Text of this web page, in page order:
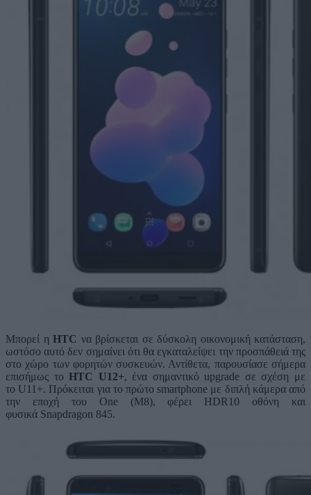
Μπορεί η HTC να βρίσκεται σε δύσκολη οικονομική κατάσταση,
ωστόσο αυτό δεν σημαίνει ότι θα εγκαταλείψει την προσπάθειά της
στο χώρο των φορητών συσκευών. Αντίθετα, παρουσίασε σήμερα
επισήμως τοHTC U12+, ένα σημαντικό upgrade σε σχέση με
το U11+. Πρόκειται για το πρώτο smartphone με διπλή κάμερα από
την εποχή του One (M8), φέρει HDR10 οθόνη και
φυσικά Snapdragon 845.